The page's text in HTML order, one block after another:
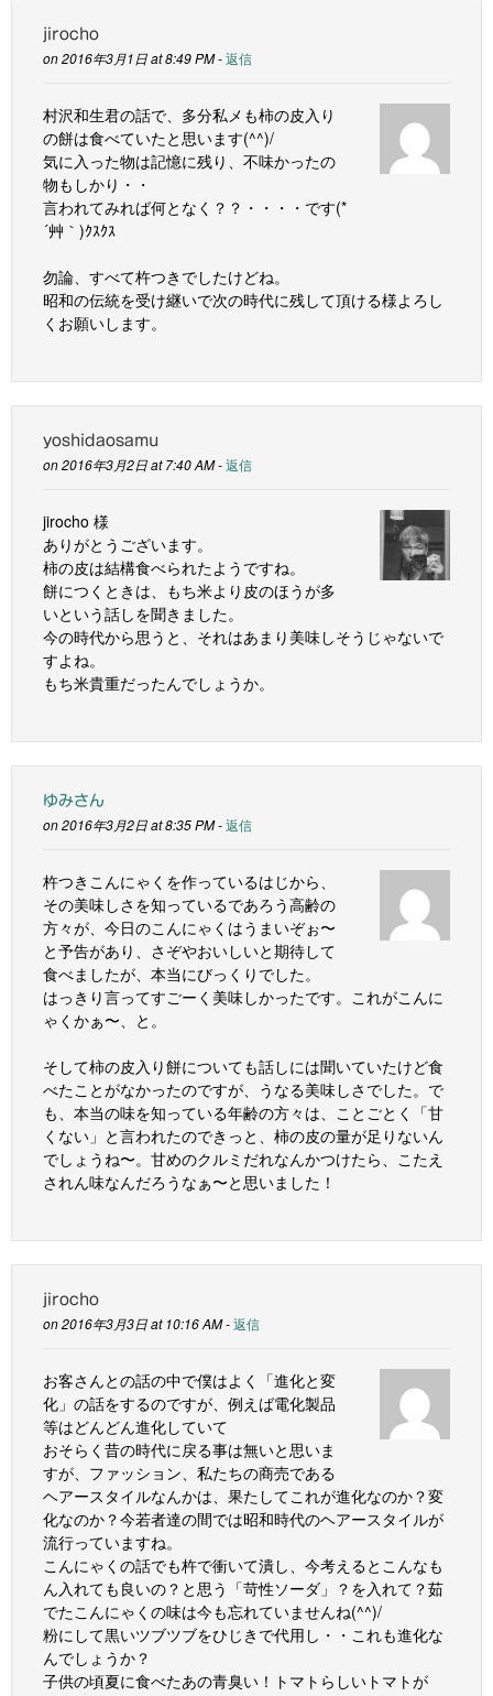
jirocho
on 2016年3月1日 at 8:49 PM -返信
村沢和生君の話で、多分私メも柿の皮入り
の餅は食べていたと思います(^^)/
気に入った物は記憶に残り、不味かったの
物もしかり・・
言われてみれば何となく？？・・・・です(*
´艸｀)ｸｽｸｽ
勿論、すべて杵つきでしたけどね。
昭和の伝統を受け継いで次の時代に残して頂ける様よろし
くお願いします。
yoshidaosamu
on 2016年3月2日 at 7:40 AM -返信
jirocho 様
ありがとうございます。
柿の皮は結構食べられたようですね。
餅につくときは、もち米より皮のほうが多
いという話しを聞きました。
今の時代から思うと、それはあまり美味しそうじゃないで
すよね。
もち米貴重だったんでしょうか。
ゆみさん
on 2016年3月2日 at 8:35 PM -返信
杵つきこんにゃくを作っているはじから、
その美味しさを知っているであろう高齢の
方々が、今日のこんにゃくはうまいぞぉ〜
と予告があり、さぞやおいしいと期待して
食べましたが、本当にびっくりでした。
はっきり言ってすごーく美味しかったです。これがこんに
ゃくかぁ〜、と。
そして柿の皮入り餅についても話しには聞いていたけど食
べたことがなかったのですが、うなる美味しさでした。で
も、本当の味を知っている年齢の方々は、ことごとく「甘
くない」と言われたのできっと、柿の皮の量が足りないん
でしょうね〜。甘めのクルミだれなんかつけたら、こたえ
されん味なんだろうなぁ〜と思いました！
jirocho
on 2016年3月3日 at 10:16 AM -返信
お客さんとの話の中で僕はよく「進化と変
化」の話をするのですが、例えば電化製品
等はどんどん進化していて
おそらく昔の時代に戻る事は無いと思いま
すが、ファッション、私たちの商売である
ヘアースタイルなんかは、果たしてこれが進化なのか？変
化なのか？今若者達の間では昭和時代のヘアースタイルが
流行っていますね。
こんにゃくの話でも杵で衝いて潰し、今考えるとこんなも
ん入れても良いの？と思う「苛性ソーダ」？を入れて？茹
でたこんにゃくの味は今も忘れていませんね(^^)/
粉にして黒いツブツブをひじきで代用し・・これも進化な
んでしょうか？
子供の頃夏に食べたあの青臭い！トマトらしいトマトが